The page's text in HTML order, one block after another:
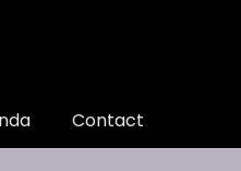
Contact